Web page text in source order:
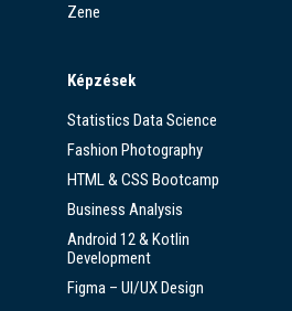
Zene
Képzések
Statistics Data Science
Fashion Photography
HTML & CSS Bootcamp
Business Analysis
Android 12 & Kotlin
Development
Figma – UI/UX Design